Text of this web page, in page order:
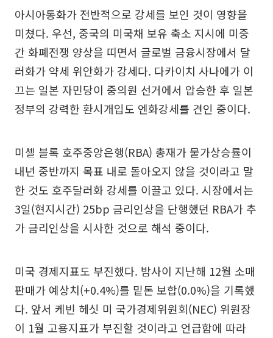
아시아통화가 전반적으로 강세를 보인 것이 영향을
미쳤다. 우선, 중국의 미국채 보유 축소 지시에 미중
간 화폐전쟁 양상을 띠면서 글로벌 금융시장에서 달
러화가 약세 위안화가 강세다. 다카이치 사나에가 이
끄는 일본 자민당이 중의원 선거에서 압승한 후 일본
정부의 강력한 환시개입도 엔화강세를 견인 중이다.
미셸 블록 호주중앙은행(RBA) 총재가 물가상승률이
내년 중반까지 목표 내로 돌아오지 않을 것이라고 말
한 것도 호주달러화 강세를 이끌고 있다. 시장에서는
3일(현지시간) 25bp 금리인상을 단행했던 RBA가 추
가 금리인상을 시사한 것으로 해석 중이다.
미국 경제지표도 부진했다. 밤사이 지난해 12월 소매
판매가 예상치(+0.4%)를 밑돈 보합(0.0%)을 기록했
다. 앞서 케빈 헤싯 미 국가경제위원회(NEC) 위원장
이 1월 고용지표가 부진할 것이라고 언급함에 따라